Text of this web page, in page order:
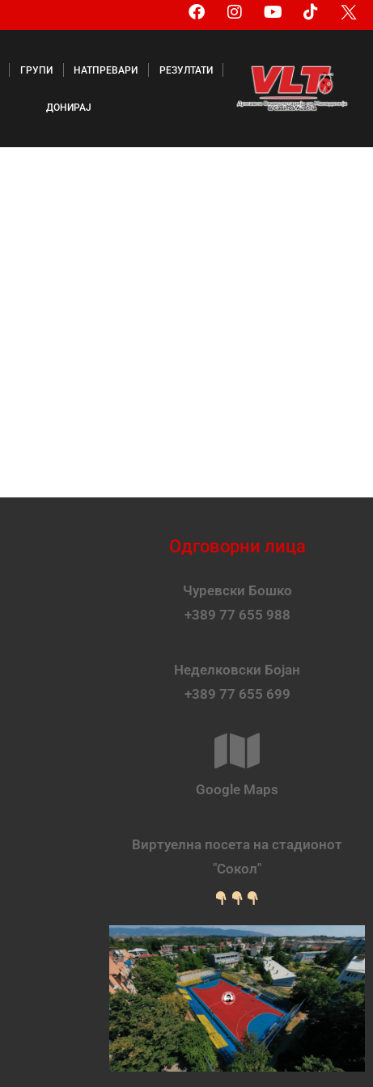
ГРУПИ НАТПРЕВАРИ РЕЗУЛТАТИ
ДОНИРАЈ
Одговорни лица
Чуревски Бошко
+389 77 655 988
Неделковски Бојан
+389 77 655 699
Google Maps
Виртуелна посета на стадионот
"Сокол"